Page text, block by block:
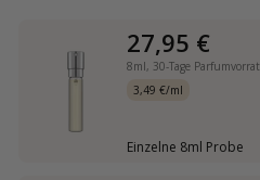
27,95 €
8ml, 30-Tage Parfumvorrat
3,49 €/ml
Einzelne 8ml Probe